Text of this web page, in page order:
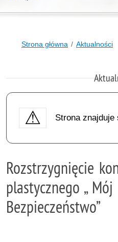
Strona główna Aktualności
Strona
Rozstrzygnięcie
plastycznego „
Bezpieczeństwo”